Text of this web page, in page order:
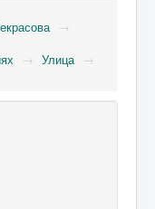
→
→ Улица →